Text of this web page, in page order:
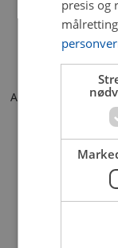
Application error: a
presis og